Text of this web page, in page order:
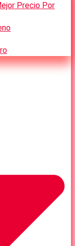
Precio Por